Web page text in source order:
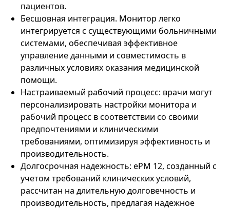
пациентов.
Бесшовная интеграция. Монитор легко
интегрируется с существующими больничными
системами, обеспечивая эффективное
управление данными и совместимость в
различных условиях оказания медицинской
помощи.
Настраиваемый рабочий процесс: врачи могут
персонализировать настройки монитора и
рабочий процесс в соответствии со своими
предпочтениями и клиническими
требованиями, оптимизируя эффективность и
производительность.
Долгосрочная надежность: ePM 12, созданный с
учетом требований клинических условий,
рассчитан на длительную долговечность и
производительность, предлагая надежное